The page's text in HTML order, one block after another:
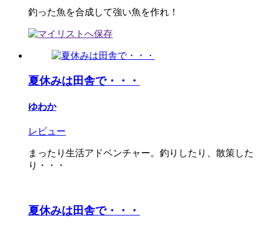
釣った魚を合成して強い魚を作れ！
夏休みは田舎で・・・
ゆわか
レビュー
まったり生活アドベンチャー。釣りしたり、散策した
り・・・
夏休みは田舎で・・・